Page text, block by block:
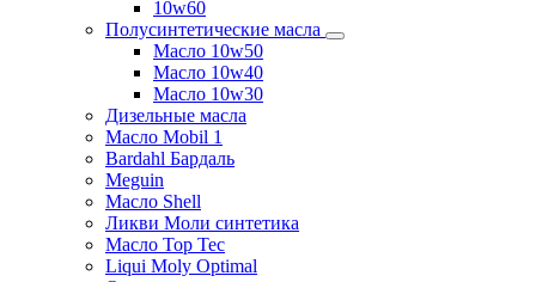
10w60
Полусинтетические масла
Масло 10w50
Масло 10w40
Масло 10w30
Дизельные масла
Масло Mobil 1
Bardahl Бардаль
Meguin
Масло Shell
Ликви Моли синтетика
Масло Top Tec
Liqui Moly Optimal